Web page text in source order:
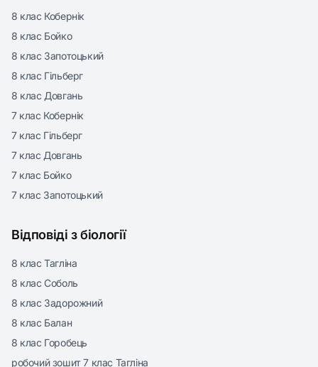
8 клас Кобернік
8 клас Бойко
8 клас Запотоцький
8 клас Гільберг
8 клас Довгань
7 клас Кобернік
7 клас Гільберг
7 клас Довгань
7 клас Бойко
7 клас Запотоцький
Відповіді з біології
8 клас Тагліна
8 клас Соболь
8 клас Задорожний
8 клас Балан
8 клас Горобець
робочий зошит 7 клас Тагліна